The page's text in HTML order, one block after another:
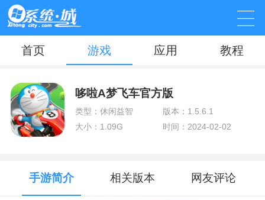
首页 游戏 应用 教程
哆啦A梦飞车官方版
类型：休闲益智
版本：1.5.6.1
大小：1.09G
时间：2024-02-02
手游简介 相关版本 网友评论